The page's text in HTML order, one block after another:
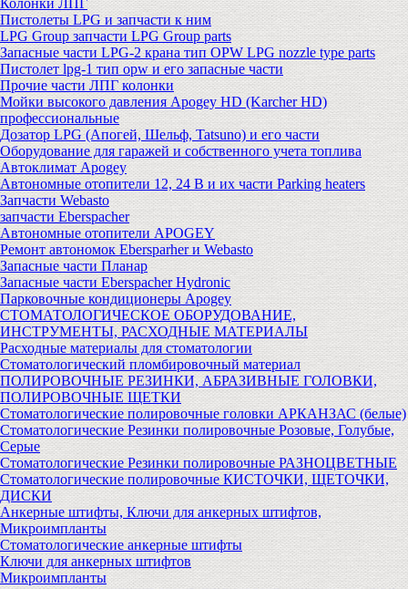
Колонки ЛПГ
Пистолеты LPG и запчасти к ним
LPG Group запчасти LPG Group parts
Запасные части LPG-2 крана тип OPW LPG nozzle type parts
Пистолет lpg-1 тип opw и его запасные части
Прочие части ЛПГ колонки
Мойки высокого давления Apogey HD (Karcher HD)
профессиональные
Дозатор LPG (Апогей, Шельф, Tatsuno) и его части
Оборудование для гаражей и собственного учета топлива
Автоклимат Apogey
Автономные отопители 12, 24 В и их части Parking heaters
Запчасти Webasto
запчасти Eberspacher
Автономные отопители APOGEY
Ремонт автономок Ebersparher и Webasto
Запасные части Планар
Запасные части Eberspacher Hydronic
Парковочные кондиционеры Apogey
СТОМАТОЛОГИЧЕСКОЕ ОБОРУДОВАНИЕ,
ИНСТРУМЕНТЫ, РАСХОДНЫЕ МАТЕРИАЛЫ
Расходные материалы для стоматологии
Стоматологический пломбировочный материал
ПОЛИРОВОЧНЫЕ РЕЗИНКИ, АБРАЗИВНЫЕ ГОЛОВКИ,
ПОЛИРОВОЧНЫЕ ЩЕТКИ
Стоматологические полировочные головки АРКАНЗАС (белые)
Стоматологические Резинки полировочные Розовые, Голубые,
Серые
Стоматологические Резинки полировочные РАЗНОЦВЕТНЫЕ
Стоматологические полировочные КИСТОЧКИ, ЩЕТОЧКИ,
ДИСКИ
Анкерные штифты, Ключи для анкерных штифтов,
Микроимпланты
Стоматологические анкерные штифты
Ключи для анкерных штифтов
Микроимпланты